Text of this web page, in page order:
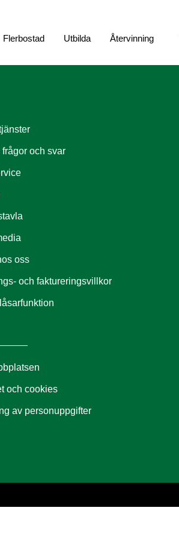
Flerbostad Utbilda Återvinning
och svar
oss
och faktureringsvillkor
och cookies
av personuppgifter